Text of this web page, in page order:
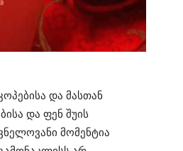
და მასთან
და ფენ შუის
მომენტია